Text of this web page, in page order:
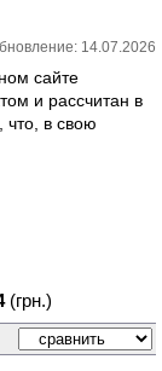
14.07.2026
сайте
и рассчитан в
что, в свою
(грн.)